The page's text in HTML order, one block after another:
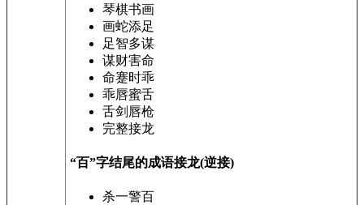
琴棋书画
画蛇添足
足智多谋
谋财害命
命蹇时乖
乖唇蜜舌
舌剑唇枪
完整接龙
“百”字结尾的成语接龙(逆接)
杀一警百